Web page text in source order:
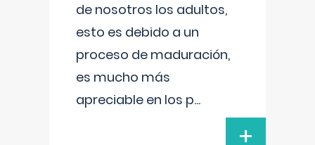
de nosotros los adultos,
esto es debido a un
proceso de maduración,
es mucho más
apreciable en los p...
+